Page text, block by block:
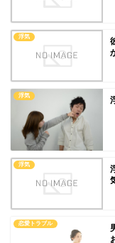
浮気
浮気
浮気
恋愛トラブル